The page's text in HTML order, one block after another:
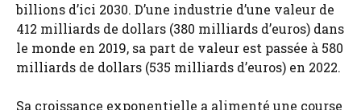
billions d’ici 2030. D’une industrie d’une valeur de
412 milliards de dollars (380 milliards d’euros) dans
le monde en 2019, sa part de valeur est passée à 580
milliards de dollars (535 milliards d’euros) en 2022.
Sa croissance exponentielle a alimenté une course